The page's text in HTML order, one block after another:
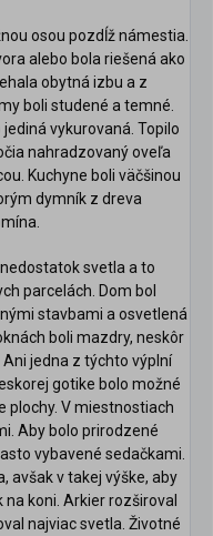
osou pozdĺž námestia.
alebo bola riešená ako
obytná izbu a z
boli studené a temné.
vykurovaná. Topilo
nahradzovaný oveľa
Kuchyne boli väčšinou
dymník z dreva
svetla a to
parcelách. Dom bol
stavbami a osvetlená
boli mazdry, neskôr
jedna z týchto výplní
gotike bolo možné
plochy. V miestnostiach
Aby bolo prirodzené
vybavené sedačkami.
avšak v takej výške, aby
koni. Arkier rozširoval
najviac svetla. Životné